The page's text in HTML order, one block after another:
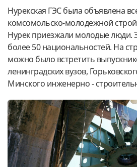
Нурекская ГЭС была объявлена
комсомольско-молодежной
Нурек приезжали молодые люди.
более 50 национальностей. На
можно было встретить
ленинградских вузов,
Минского инженерно -